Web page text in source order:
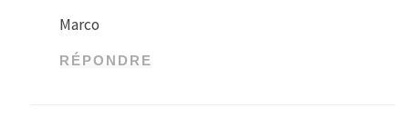
Marco
RÉPONDRE